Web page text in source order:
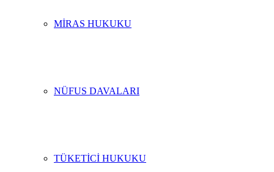
MIRAS HUKUKU
NÜFUS DAVALARI
TÜKETICI HUKUKU